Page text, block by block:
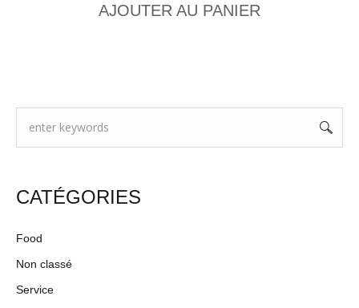
AJOUTER AU PANIER
CATÉGORIES
Food
Non classé
Service